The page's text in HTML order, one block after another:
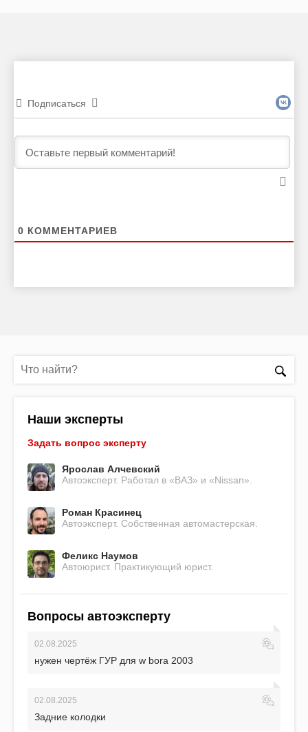
Подписаться
0 КОММЕНТАРИЕВ
Наши эксперты
Задать вопрос эксперту
Ярослав Алчевский
Автоэксперт. Работал в «ВАЗ» и «Nissan».
Роман Красинец
Автоэксперт. Собственная автомастерская.
Феликс Наумов
Автоюрист. Практикующий юрист.
Вопросы автоэксперту
02.08.2025
нужен чертёж ГУР для w bora 2003
02.08.2025
Задние колодки